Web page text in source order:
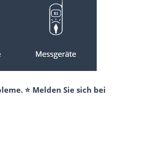
⭐ Melden Sie sich bei